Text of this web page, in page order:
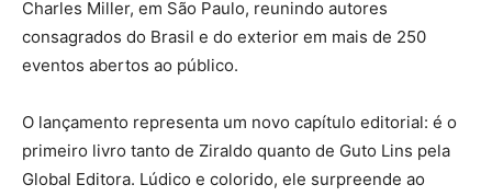
Charles Miller, em São Paulo, reunindo autores
consagrados do Brasil e do exterior em mais de 250
eventos abertos ao público.
O lançamento representa um novo capítulo editorial: é o
primeiro livro tanto de Ziraldo quanto de Guto Lins pela
Global Editora. Lúdico e colorido, ele surpreende ao